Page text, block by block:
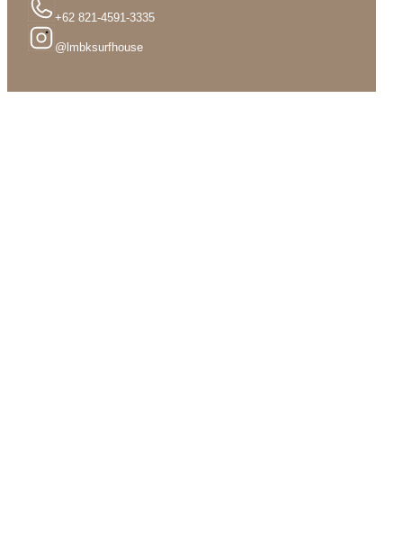
+62 821-4591-3335
@lmbksurfhouse